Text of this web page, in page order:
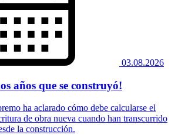
03.08.2026
años que se construyó!
ha aclarado cómo debe calcularse el
de obra nueva cuando han transcurrido
la construcción.